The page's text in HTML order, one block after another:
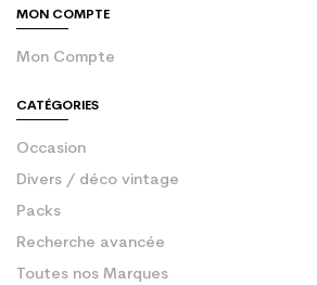
MON COMPTE
Mon Compte
CATÉGORIES
Occasion
Divers / déco vintage
Packs
Recherche avancée
Toutes nos Marques